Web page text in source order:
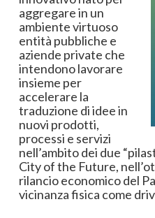
aggregare in un
ambiente virtuoso
entità pubbliche e
aziende private che
intendono lavorare
insieme per
accelerare la
traduzione di idee in
nuovi prodotti,
processi e servizi
nell’ambito dei due
City of the Future,
rilancio economico del
vicinanza fisica come